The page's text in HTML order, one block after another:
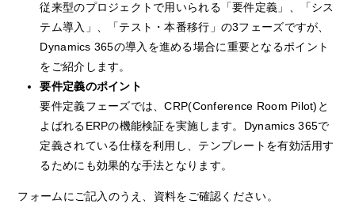
従来型のプロジェクトで用いられる「要件定義」、「シス
テム導入」、「テスト・本番移行」の3フェーズですが、
Dynamics 365の導入を進める場合に重要となるポイント
をご紹介します。
要件定義のポイント
要件定義フェーズでは、CRP(Conference Room Pilot)と
よばれるERPの機能検証を実施します。Dynamics 365で
定義されている仕様を利用し、テンプレートを有効活用す
るためにも効果的な手法となります。
フォームにご記入のうえ、資料をご確認ください。